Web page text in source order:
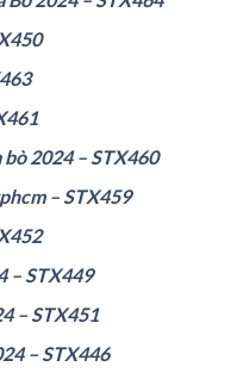
2024 – STX460
– STX459
– STX449
– STX451
– STX446